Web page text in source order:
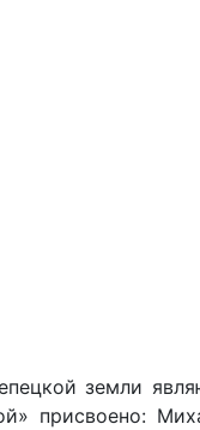
земли
присвоено: